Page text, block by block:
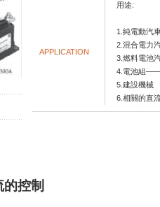
APPLICATION
用途:
1.純電動汽
2.混合電力
3.燃料電池
4.電池組——
5.建設機械
6.相關的直
控制